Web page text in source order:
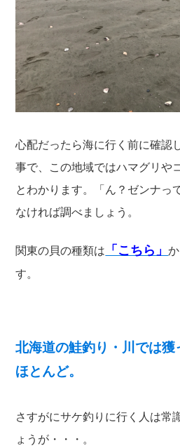
心配だったら海に行く前に確認
事で、この地域ではハマグリや
とわかります。「ん？ゼンナっ
なければ調べましょう。
関東の貝の種類は 「こちら」
す。
北海道の鮭釣り・川では
ほとんど。
さすがにサケ釣りに行く人は常
ょうが・・・。